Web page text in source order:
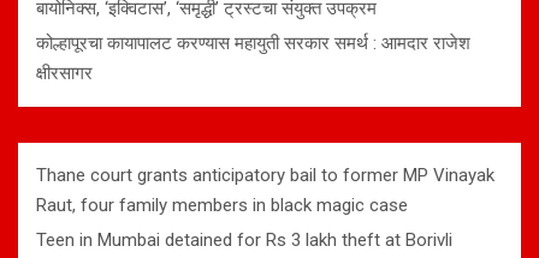
बायोनिक्स, ‘इक्विटास’, ‘समृद्धी’ ट्रस्टचा संयुक्त उपक्रम
कोल्हापूरचा कायापालट करण्यास महायुती सरकार समर्थ : आमदार राजेश
क्षीरसागर
Thane court grants anticipatory bail to former MP Vinayak
Raut, four family members in black magic case
Teen in Mumbai detained for Rs 3 lakh theft at Borivli